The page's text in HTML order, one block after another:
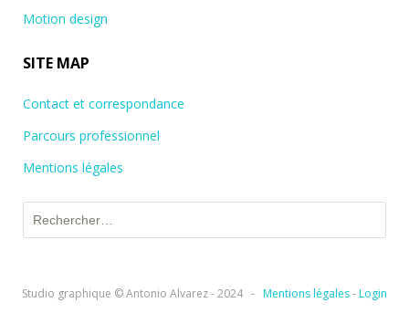
Motion design
SITE MAP
Contact et correspondance
Parcours professionnel
Mentions légales
Rechercher :
Studio graphique © Antonio Alvarez - 2024 - Mentions légales-Login